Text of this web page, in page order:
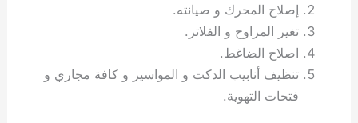
إصلاح المحرك و صيانته.
تغير المراوح و الفلاتر.
اصلاح الضاغط.
تنظيف أنابيب الدكت و المواسير و كافة مجاري و
فتحات التهوية.